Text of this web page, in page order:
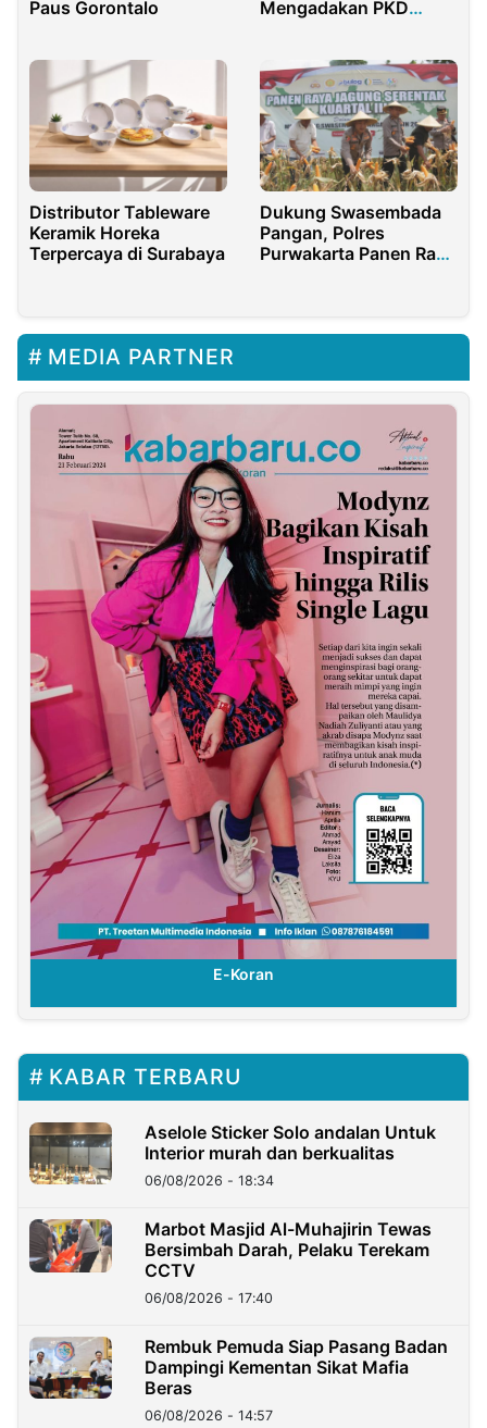
Paus Gorontalo
Mengadakan PKD
Distributor Tableware
Keramik Horeka
Terpercaya di Surabaya
Dukung Swasembada
Pangan, Polres
Purwakarta Panen Raya
MEDIA PARTNER
E-Koran
KABAR TERBARU
Aselole Sticker Solo andalan Untuk
Interior murah dan berkualitas
06/08/2026 - 18:34
Marbot Masjid Al-Muhajirin Tewas
Bersimbah Darah, Pelaku Terekam
CCTV
06/08/2026 - 17:40
Rembuk Pemuda Siap Pasang Badan
Dampingi Kementan Sikat Mafia
Beras
06/08/2026 - 14:57